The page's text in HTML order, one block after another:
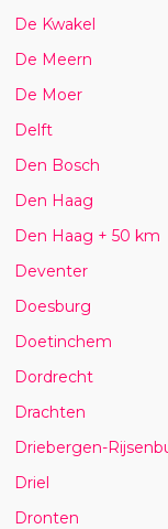
De Kwakel
De Meern
De Moer
Delft
Den Bosch
Den Haag
Den Haag + 50 km
Deventer
Doesburg
Doetinchem
Dordrecht
Drachten
Driebergen-
Driel
Dronten